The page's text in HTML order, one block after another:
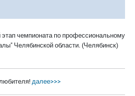
этап чемпионата по профессиональному
Челябинской области. (Челябинск)
далее>>>